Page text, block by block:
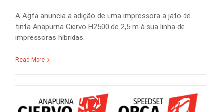
A Agfa anuncia a adição de uma impressora a jato de
tinta Anapurna Ciervo H2500 de 2,5 m à sua linha de
impressoras híbridas.
Read More